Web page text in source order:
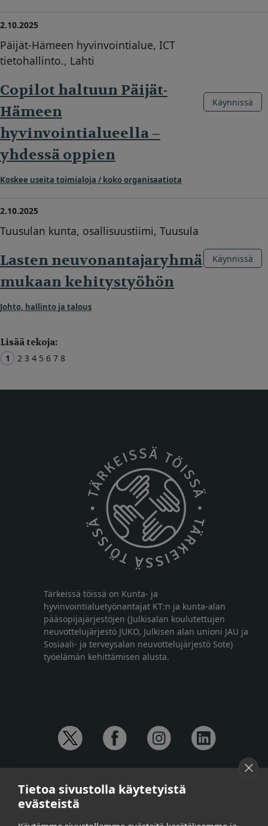
2.10.2025
Päijät-Hämeen hyvinvointialue, ICT
tietohallinto., Lahti
Copilot haltuun Päijät-
Hämeen
hyvinvointialueella –
yhdessä oppien
Koskee useita toimialoja / koko organisaatiota
Käynnissä
2.10.2025
Tuusulan kunta, osallisuustiimi, Tuusula
Lasten neuvonantajaryhmä
mukaan kehitystyöhön
Johto, hallinto ja talous
Käynnissä
Lisää tekoja:
1 2 3 4 5 6 7 8
Tärkeissä töissä on Kunta- ja
hyvinvointialuetyönantajat KT:n ja kunta-alan
pääsopijajärjestöjen (Julkisalan koulutettujen
neuvottelujärjestö JUKO, Julkisen alan unioni JAU ja
Sosiaali- ja terveysalan neuvottelujärjestö Sote)
työelämän kehittämisen alusta.
Anna-Mari Jaanu, kehittämispäällikkö,
puh. +358 50 572 4620
Henna Honkalo,
viestintäpäällikkö,
Tietoa sivustolla käytetyistä
evästeistä